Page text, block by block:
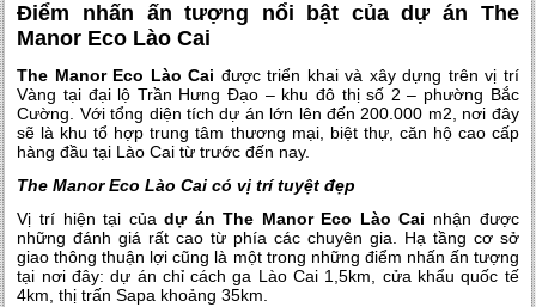
Điểm nhấn ấn tượng nổi bật của dự án The
Manor Eco Lào Cai
The Manor Eco Lào Cai được triển khai và xây dựng trên vị trí
Vàng tại đại lộ Trần Hưng Đạo – khu đô thị số 2 – phường Bắc
Cường. Với tổng diện tích dự án lớn lên đến 200.000 m2, nơi đây
sẽ là khu tổ hợp trung tâm thương mại, biệt thự, căn hộ cao cấp
hàng đầu tại Lào Cai từ trước đến nay.
The Manor Eco Lào Cai có vị trí tuyệt đẹp
Vị trí hiện tại củadự án The Manor Eco Lào Cai nhận được
những đánh giá rất cao từ phía các chuyên gia. Hạ tầng cơ sở
giao thông thuận lợi cũng là một trong những điểm nhấn ấn tượng
tại nơi đây: dự án chỉ cách ga Lào Cai 1,5km, cửa khẩu quốc tế
4km, thị trấn Sapa khoảng 35km.